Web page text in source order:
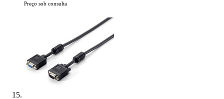
Preço sob consulta